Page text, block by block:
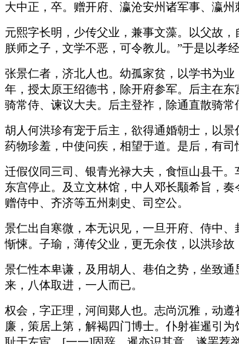
大中正，卒。赠开府、瀛沧安州诸军事、瀛
元熙字长明，少传父业，兼事文藻。以父故
朕师之子，文学不恶，可令教儿。”于是以孝
张景仁者，济北人也。幼孤家贫，以学书为
年，授太原王绍德书，除开府参军。后主在
骑常侍、谏议大夫。后主登祚，除通直散骑常
胡人何洪珍有宠于后主，欲得通婚朝士，以
药物珍羞，中使问疾，相望于道。是后，有司
迁假仪同三司、银青光禄大夫，食恒山县干
东宫停止。及立文林馆，中人邓长颙希旨，
赠侍中、齐济等五州刺史、司空公。
景仁出自寒微，本无识见，一旦开府、侍中
惭悚。子瑜，薄传父业，更无余伎，以洪珍
景仁性本卑谦，及用胡人、巷伯之势，坐致
来，八体取进，一人而已。
权会，字正理，河间鄚人也。志尚沉雅，动
廉，策居上第，解褐四门博士。仆射崔暹引